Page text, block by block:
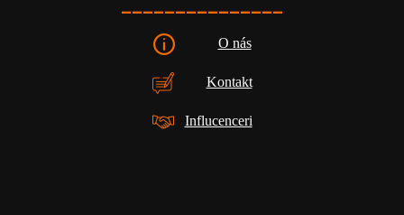
_______________
O nás
Kontakt
Influcenceri